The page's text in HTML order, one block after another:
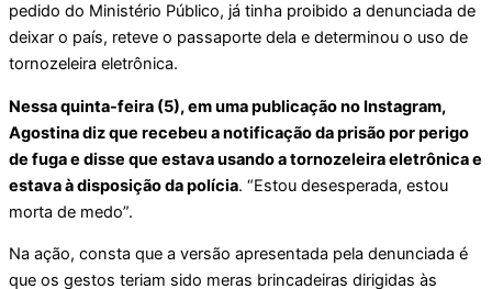
pedido do Ministério Público, já tinha proibido a denunciada de
deixar o país, reteve o passaporte dela e determinou o uso de
tornozeleira eletrônica.
Nessa quinta-feira (5), em uma publicação no Instagram,
Agostina diz que recebeu a notificação da prisão por perigo
de fuga e disse que estava usando a tornozeleira eletrônica e
estava à disposição da polícia. “Estou desesperada, estou
morta de medo”.
Na ação, consta que a versão apresentada pela denunciada é
que os gestos teriam sido meras brincadeiras dirigidas às